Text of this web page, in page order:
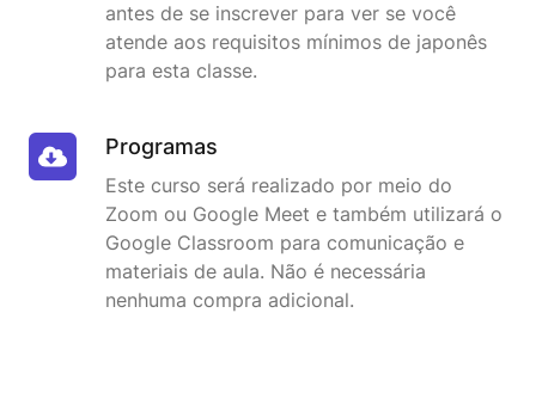
antes de se inscrever para ver se você
atende aos requisitos mínimos de japonês
para esta classe.
Programas
Este curso será realizado por meio do
Zoom ou Google Meet e também utilizará o
Google Classroom para comunicação e
materiais de aula. Não é necessária
nenhuma compra adicional.